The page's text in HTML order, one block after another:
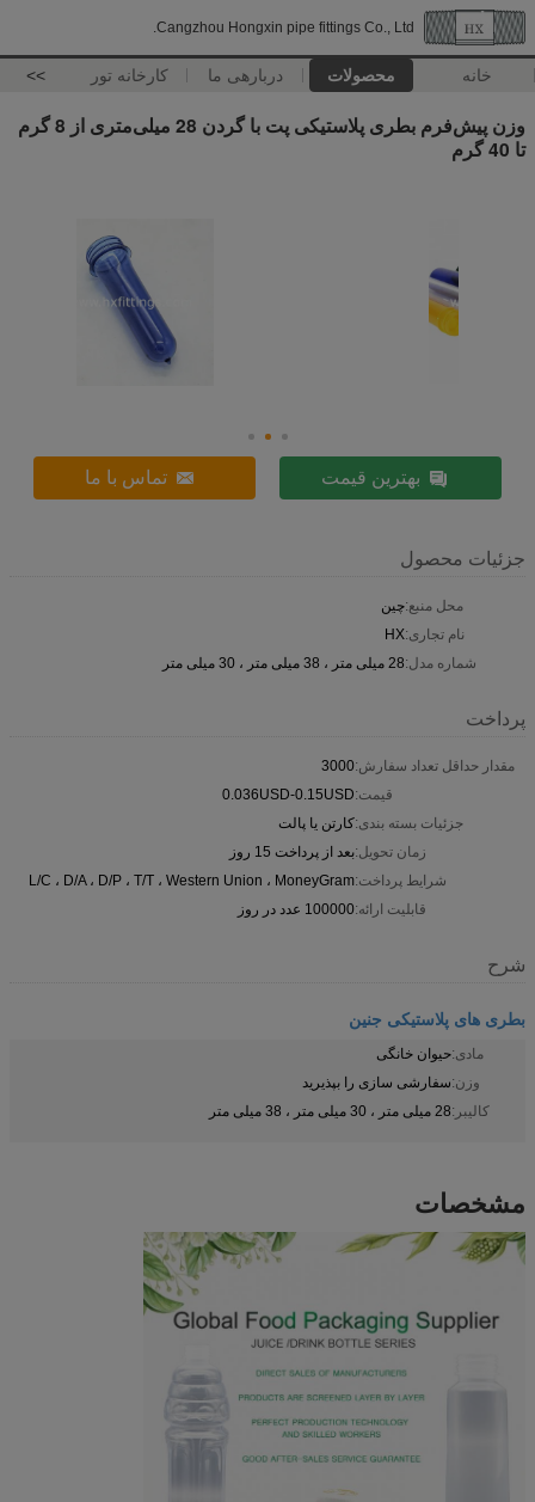
Cangzhou Hongxin pipe fittings Co., Ltd.
خانه محصولات دربارهی ما کارخانه تور >>
وزن پیش‌فرم بطری پلاستیکی پت با گردن 28 میلی‌متری از 8 گرم
تا 40 گرم
بهترین قیمت تماس با ما
جزئیات محصول
محل منبع:چین
نام تجاری:HX
شماره مدل:28 میلی متر ، 38 میلی متر ، 30 میلی متر
پرداخت
مقدار حداقل تعداد سفارش:3000
قیمت:0.036USD-0.15USD
جزئیات بسته بندی:کارتن یا پالت
زمان تحویل:بعد از پرداخت 15 روز
شرایط پرداخت:L/C ، D/A ، D/P ، T/T ، Western Union ، MoneyGram
قابلیت ارائه:100000 عدد در روز
شرح
بطری های پلاستیکی جنین
مادی:حیوان خانگی
وزن:سفارشی سازی را بپذیرید
کالیبر:28 میلی متر ، 30 میلی متر ، 38 میلی متر
مشخصات